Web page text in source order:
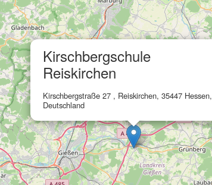
Kirschbergschule
Reiskirchen
Kirschbergstraße 27 , Reiskirchen, 35447 Hessen,
Deutschland